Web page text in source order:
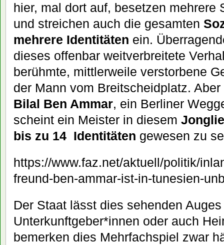
hier, mal dort auf, besetzen mehrere
und streichen auch die gesamten
mehrere Identitäten ein.
dieses offenbar weitverbreitete
berühmte, mittlerweile verstorbene
der Mann vom Breitscheidplatz.
Bilal Ben Ammar, ein Berliner
scheint ein Meister in diesem
bis zu 14 Identitäten gewesen zu
https://www.faz.net/aktuell/politik/
freund-ben-ammar-ist-in-tunesien-
Der Staat lässt dies sehenden
Unterkunftgeber*innen oder auch
bemerken dies Mehrfachspiel zwar